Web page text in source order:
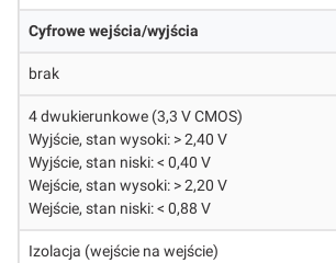
Cyfrowe wejścia/wyjścia
brak
4 dwukierunkowe (3,3 V CMOS)
Wyjście, stan wysoki: > 2,40 V
Wyjście, stan niski: < 0,40 V
Wejście, stan wysoki: > 2,20 V
Wejście, stan niski: < 0,88 V
Izolacja (wejście na wejście)